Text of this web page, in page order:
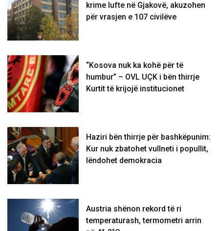
krime lufte në Gjakovë, akuzohen
për vrasjen e 107 civilëve
“Kosova nuk ka kohë për të
humbur” – OVL UÇK i bën thirrje
Kurtit të krijojë institucionet
Haziri bën thirrje për bashkëpunim:
Kur nuk zbatohet vullneti i popullit,
lëndohet demokracia
Austria shënon rekord të ri
temperaturash, termometri arrin